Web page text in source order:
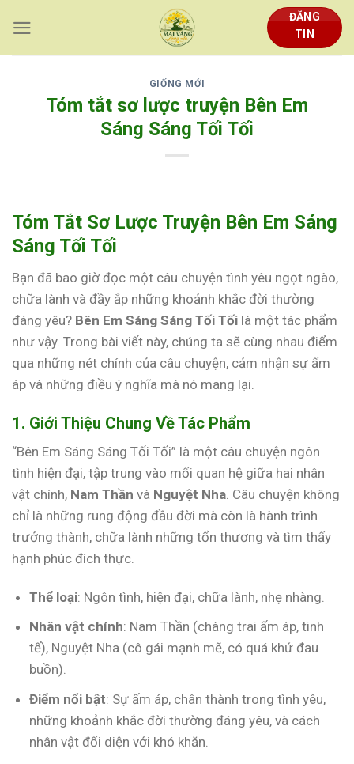
content
ĐĂNG
TIN
GIỐNG MỚI
Tóm tắt sơ lược truyện Bên Em
Sáng Sáng Tối Tối
Tóm Tắt Sơ Lược Truyện Bên Em Sáng
Sáng Tối Tối
Bạn đã bao giờ đọc một câu chuyện tình yêu ngọt ngào,
chữa lành và đầy ắp những khoảnh khắc đời thường
đáng yêu? Bên Em Sáng Sáng Tối Tối là một tác phẩm
như vậy. Trong bài viết này, chúng ta sẽ cùng nhau điểm
qua những nét chính của câu chuyện, cảm nhận sự ấm
áp và những điều ý nghĩa mà nó mang lại.
1. Giới Thiệu Chung Về Tác Phẩm
“Bên Em Sáng Sáng Tối Tối” là một câu chuyện ngôn
tình hiện đại, tập trung vào mối quan hệ giữa hai nhân
vật chính, Nam Thần và Nguyệt Nha. Câu chuyện không
chỉ là những rung động đầu đời mà còn là hành trình
trưởng thành, chữa lành những tổn thương và tìm thấy
hạnh phúc đích thực.
Thể loại: Ngôn tình, hiện đại, chữa lành, nhẹ nhàng.
Nhân vật chính: Nam Thần (chàng trai ấm áp, tinh
tế), Nguyệt Nha (cô gái mạnh mẽ, có quá khứ đau
buồn).
Điểm nổi bật: Sự ấm áp, chân thành trong tình yêu,
những khoảnh khắc đời thường đáng yêu, và cách
nhân vật đối diện với khó khăn.